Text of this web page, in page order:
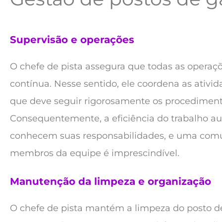
Supervisão e operações
O chefe de pista assegura que todas as
contínua. Nesse sentido, ele coordena as
que deve seguir rigorosamente os
Consequentemente, a eficiência do trabalho
conhecem suas responsabilidades, e uma
membros da equipe é imprescindível.
Manutenção da limpeza e organização
O chefe de pista mantém a limpeza do posto